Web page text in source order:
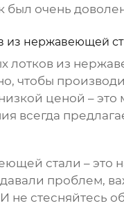
был очень
из нержавеющей
лотков из
чтобы
низкой ценой –
всегда
стали – это
проблем,
не